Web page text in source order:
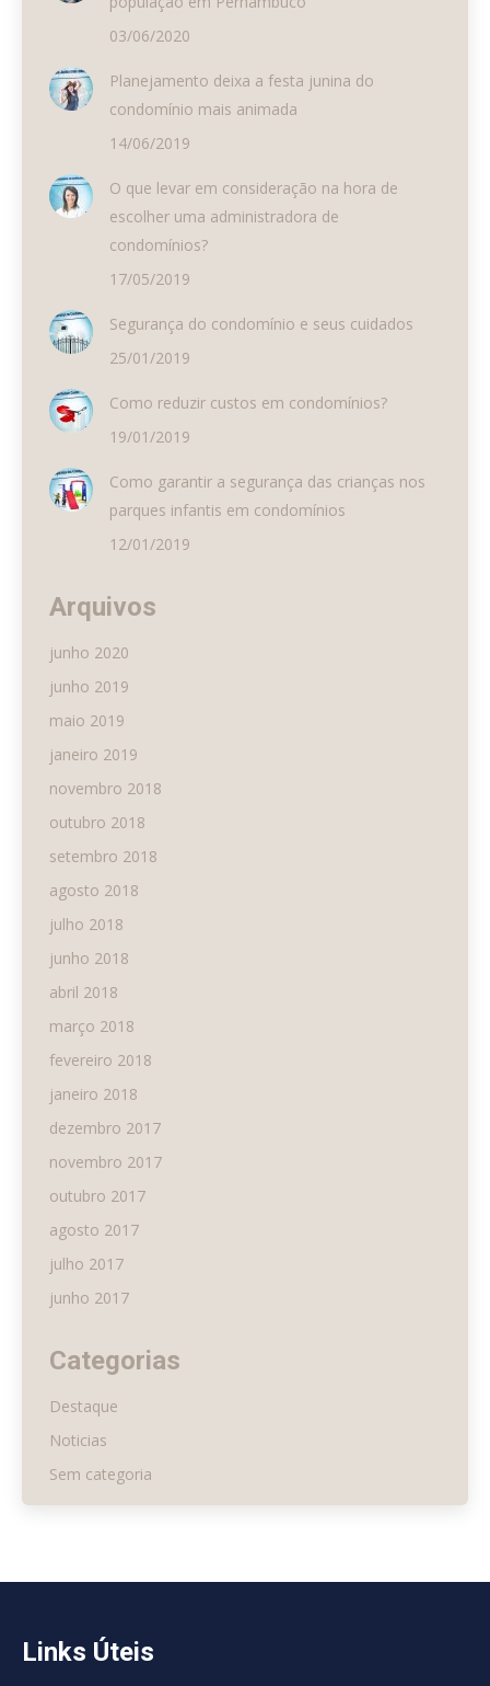
03/06/2020
Planejamento deixa a festa junina do
condomínio mais animada
14/06/2019
O que levar em consideração na hora de
escolher uma administradora de
condomínios?
17/05/2019
Segurança do condomínio e seus cuidados
25/01/2019
Como reduzir custos em condomínios?
19/01/2019
Como garantir a segurança das crianças nos
parques infantis em condomínios
12/01/2019
Arquivos
junho 2020
junho 2019
maio 2019
janeiro 2019
novembro 2018
outubro 2018
setembro 2018
agosto 2018
julho 2018
junho 2018
abril 2018
março 2018
fevereiro 2018
janeiro 2018
dezembro 2017
novembro 2017
outubro 2017
agosto 2017
julho 2017
junho 2017
Categorias
Destaque
Noticias
Sem categoria
Links Úteis